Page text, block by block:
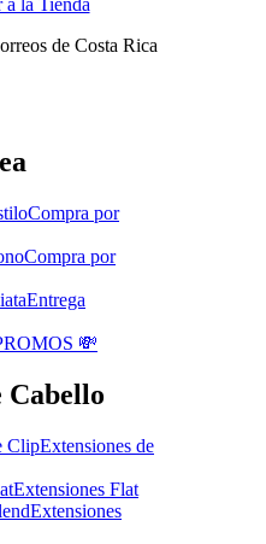
a la Tienda
de Costa Rica
Compra por
Compra por
Entrega
💸
Cabello
Extensiones de
Extensiones Flat
Extensiones